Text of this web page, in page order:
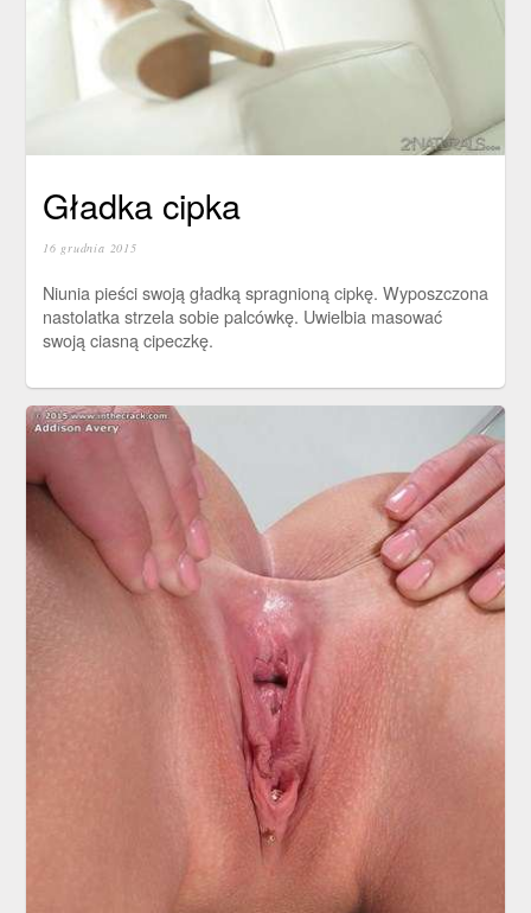
Gładka cipka
16 grudnia 2015
Niunia pieści swoją gładką spragnioną cipkę. Wyposzczona
nastolatka strzela sobie palcówkę. Uwielbia masować
swoją ciasną cipeczkę.